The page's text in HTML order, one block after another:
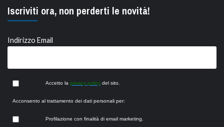
Iscriviti ora, non perderti le novità!
Indirizzo Email
Accetto la privacy policy del sito.
Acconsento al trattamento dei dati personali per:
Profilazione con finalità di email marketing.